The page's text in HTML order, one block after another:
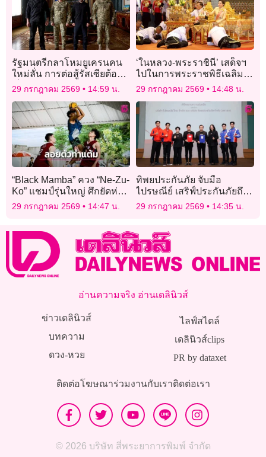
รัฐมนตรีกลาโหมยูเครนคน
ใหม่ลั่น การต่อสู้รัสเซียต้อง
เป็นไปอย่าง “ไม่สมมาตร”
29 กรกฎาคม 2569 14:59 น.
‘ในหลวง-พระราชินี’ เสด็จฯ
ไปในการพระราชพิธีเฉลิม
พระชนมพรรษา พุทธศักราช
29 กรกฎาคม 2569 14:48 น.
“Black Mamba” ควง “Ne-Zu-
Ko” แชมป์รุ่นใหญ่ ศึกยัดห่วง
“TOA 3×3 All Thailand-
Domestic Power 2026”
29 กรกฎาคม 2569 14:47 น.
ทิพยประกันภัย จับมือ
ไปรษณีย์ เสริฟ์ประกันภัยถึง
มือชาวบ้าน รุกตลาดลูกค้า
รายย่อย
29 กรกฎาคม 2569 14:35 น.
อ่านความจริง อ่านเดลินิวส์
ข่าวเดลินิวส์
บทความ
ดวง-หวย
ไลฟ์สไตล์
เดลินิวส์clips
PR by dataxet
ติดต่อโฆษณาร่วมงานกับเราติดต่อเรา
© 2026 บริษัท สี่พระยาการพิมพ์ จำกัด